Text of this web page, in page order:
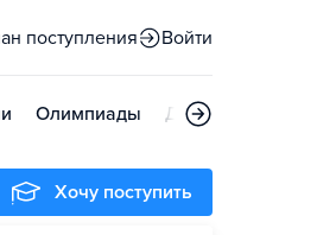
поступления Войти
Олимпиады Дни открытых
Хочу поступить